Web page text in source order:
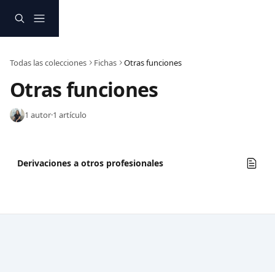
Todas las colecciones Fichas Otras funciones
Otras funciones
1 autor·1 artículo
Derivaciones a otros profesionales